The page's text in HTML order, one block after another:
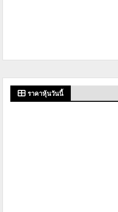
ราคาหุ้นวันนี้